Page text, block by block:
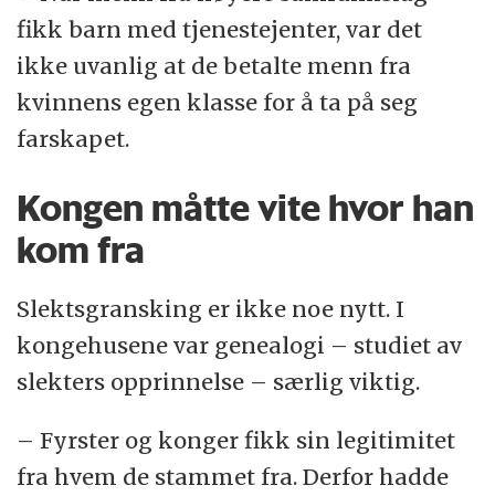
fikk barn med tjenestejenter, var det
ikke uvanlig at de betalte menn fra
kvinnens egen klasse for å ta på seg
farskapet.
Kongen måtte vite hvor han
kom fra
Slektsgransking er ikke noe nytt. I
kongehusene var genealogi – studiet av
slekters opprinnelse – særlig viktig.
– Fyrster og konger fikk sin legitimitet
fra hvem de stammet fra. Derfor hadde